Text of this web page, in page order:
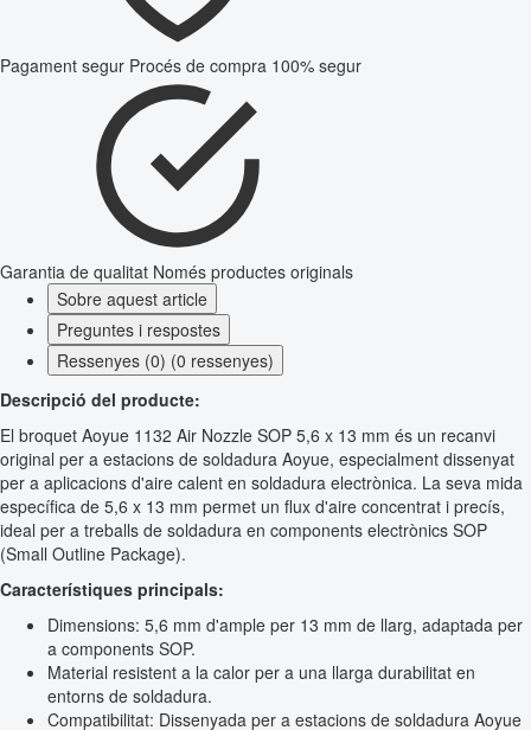
Pagament segur Procés de compra 100% segur
Garantia de qualitat Només productes originals
Sobre aquest article
Preguntes i respostes
Ressenyes (0) (0 ressenyes)
Descripció del producte:
El broquet Aoyue 1132 Air Nozzle SOP 5,6 x 13 mm és un recanvi
original per a estacions de soldadura Aoyue, especialment dissenyat
per a aplicacions d'aire calent en soldadura electrònica. La seva mida
específica de 5,6 x 13 mm permet un flux d'aire concentrat i precís,
ideal per a treballs de soldadura en components electrònics SOP
(Small Outline Package).
Característiques principals:
Dimensions: 5,6 mm d'ample per 13 mm de llarg, adaptada per
a components SOP.
Material resistent a la calor per a una llarga durabilitat en
entorns de soldadura.
Compatibilitat: Dissenyada per a estacions de soldadura Aoyue